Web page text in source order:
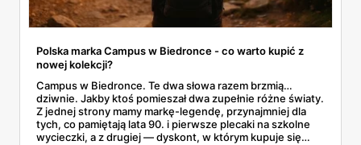
Polska marka Campus w Biedronce - co warto kupić z
nowej kolekcji?
Campus w Biedronce. Te dwa słowa razem brzmią…
dziwnie. Jakby ktoś pomieszał dwa zupełnie różne światy.
Z jednej strony mamy markę-legendę, przynajmniej dla
tych, co pamiętają lata 90. i pierwsze plecaki na szkolne
wycieczki, a z drugiej — dyskont, w którym kupuje się